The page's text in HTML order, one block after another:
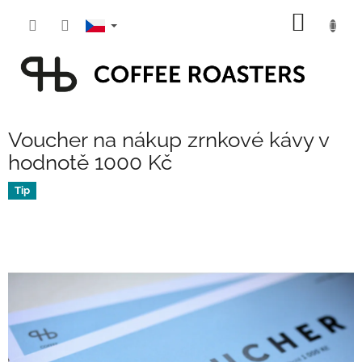
Voucher na nákup zrnkové kávy v
hodnotě 1000 Kč
Tip